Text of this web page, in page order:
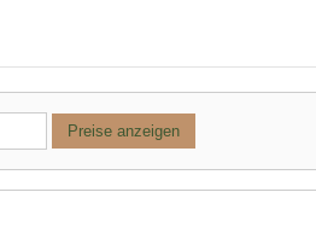
Preise anzeigen